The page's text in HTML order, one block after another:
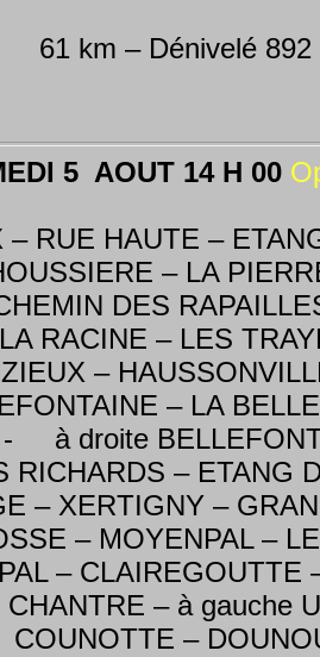
61 km – Dénivelé 892
5 AOUT 14 H 00
– RUE HAUTE –
– LA
DES
RACINE – LES
–
– LA
- à droite
RICHARDS – ETANG
– XERTIGNY –
– MOYENPAL –
– CLAIREGOUTTE
CHANTRE – à gauche
COUNOTTE –